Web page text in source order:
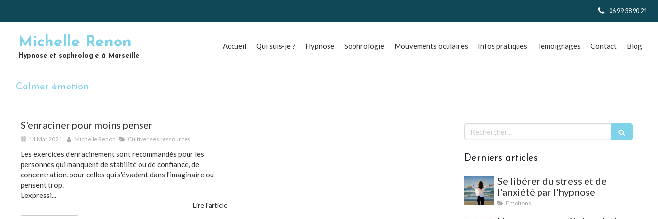
06 99 38 90 21
Accueil Qui suis-je ? Hypnose Sophrologie Mouvements oculaires Infos pratiques Témoignages Contact Blog
Michelle Renon
Hypnose et sophrologie à Marseille
Calmer émotion
S'enraciner pour moins penser
11 Mar 2021 Michelle Renon Cultiver ses ressources
Les exercices d'enracinement sont recommandés pour les
personnes qui manquent de stabilité ou de confiance, de
concentration, pour celles qui s'évadent dans l'imaginaire ou
pensent trop.
L'expressi...
Lire l'article
Rechercher
Derniers articles
Se libérer du stress et de
l'anxiété par l'hypnose
Emotions